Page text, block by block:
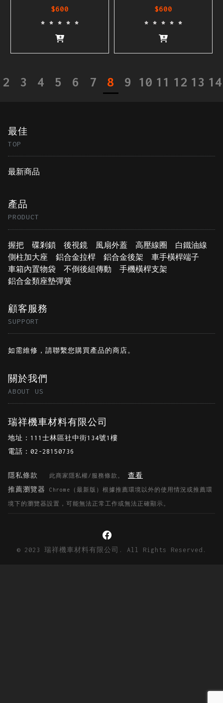
$600 $600
2 3 4 5 6 7 8 9 10 11 12 13 14
最佳
TOP
最新商品
產品
PRODUCT
握把 碟剎鎖 後視鏡 風扇外蓋 高壓線圈
白鐵油線
側柱加大座
鋁合金拉桿 鋁合金後架
車手橫桿端子
車箱內置物袋
不倒後組傳動
手機橫桿支架
鋁合金類座墊彈簧
顧客服務
SUPPORT
如需維修， 請聯繫您購買產品的商店。
關於我們
ABOUT US
瑞祥機車材料有限公司
地址：111士林區社中街134號1樓
電話：02-28150736
隱私條款 此商家隱私權/服務條款。
查看
推薦瀏覽器
Chrome（最新版）根據推薦環境以外的使用情況或推薦環
境下的瀏覽器設置，可能無法正常工作或無法正確顯示。
© 2023 瑞祥機車材料有限公司. All Rights Reserved.